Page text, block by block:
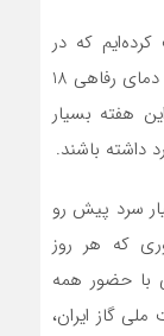
وی ادامه داد: متاسفانه گزارش‌هایی دریافت کرده‌‎ایم که در
برخی ایستگاه‌های فرودگاهی، قطار و بانک‌ها دمای رفاهی 18
هفته بسیار
داشته باشند.
سرد پیش رو
که هر روز
با حضور همه
گاز ایران،